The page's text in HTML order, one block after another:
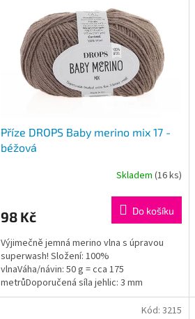
Příze DROPS Baby merino mix 17 -
béžová
je
z
5
hvězdiček.
Skladem (16 ks)
98 Kč Do košíku
Výjimečně jemná merino vlna s úpravou
superwash! Složení: 100%
vlnaVáha/návin: 50 g = cca 175
metrůDoporučená síla jehlic: 3 mm
Instagram: #dropsbabymerino
Kód: 3215